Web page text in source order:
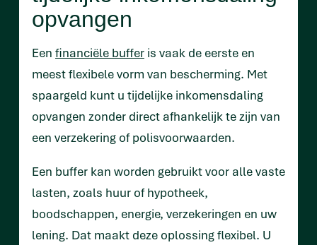
opvangen
Een financiële buffer is vaak de eerste en
meest flexibele vorm van bescherming. Met
spaargeld kunt u tijdelijke inkomensdaling
opvangen zonder direct afhankelijk te zijn van
een verzekering of polisvoorwaarden.
Een buffer kan worden gebruikt voor alle vaste
lasten, zoals huur of hypotheek,
boodschappen, energie, verzekeringen en uw
lening. Dat maakt deze oplossing flexibel. U